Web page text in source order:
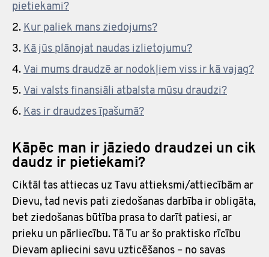
pietiekami?
Kur paliek mans ziedojums?
Kā jūs plānojat naudas izlietojumu?
Vai mums draudzē ar nodokļiem viss ir kā vajag?
Vai valsts finansiāli atbalsta mūsu draudzi?
Kas ir draudzes īpašumā?
Kāpēc man ir jāziedo draudzei un cik
daudz ir pietiekami?
Ciktāl tas attiecas uz Tavu attieksmi/attiecībām ar
Dievu, tad nevis pati ziedošanas darbība ir obligāta,
bet ziedošanas būtība prasa to darīt patiesi, ar
prieku un pārliecību. Tā Tu ar šo praktisko rīcību
Dievam apliecini savu uzticēšanos – no savas